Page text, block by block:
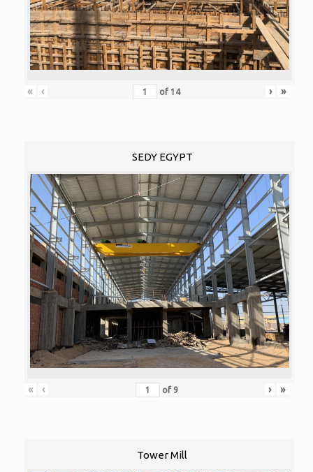
« ‹ of 14 › »
SEDY EGYPT
« ‹ of 9 › »
Tower Mill